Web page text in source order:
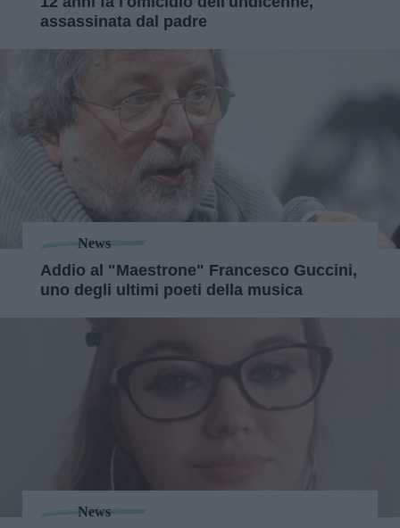
assassinata dal padre
News
Addio al "Maestrone" Francesco Guccini,
uno degli ultimi poeti della musica
News